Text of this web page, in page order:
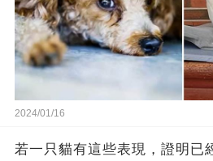
2024/01/16
若一只貓有這些表現，證明已